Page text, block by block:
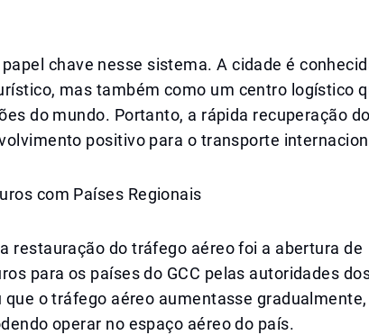
chave nesse sistema. A cidade é
mas também como um centro logístico
do mundo. Portanto, a rápida recuperação
positivo para o transporte
com Países Regionais
restauração do tráfego aéreo foi a abertura de
para os países do GCC pelas autoridades
o tráfego aéreo aumentasse
operar no espaço aéreo do país.